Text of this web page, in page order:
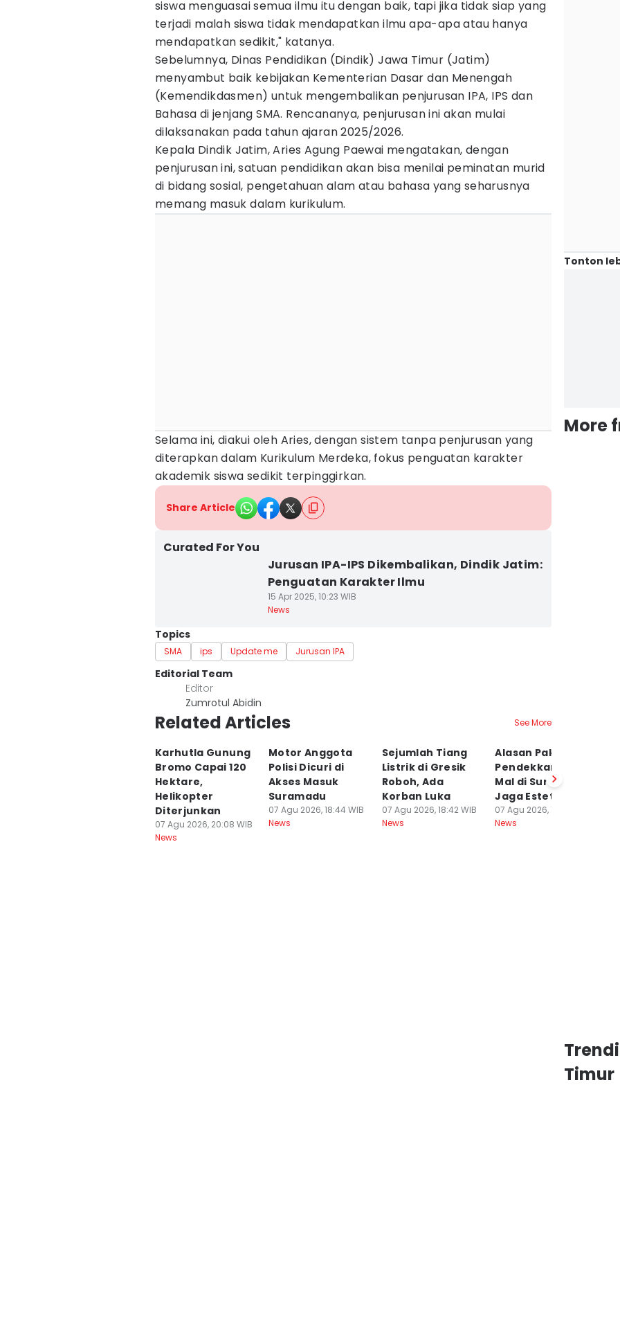
siswa menguasai semua ilmu itu dengan baik, tapi jika tidak siap yang
terjadi malah siswa tidak mendapatkan ilmu apa-apa atau hanya
mendapatkan sedikit," katanya.
Sebelumnya, Dinas Pendidikan (Dindik) Jawa Timur (Jatim)
menyambut baik kebijakan Kementerian Dasar dan Menengah
(Kemendikdasmen) untuk mengembalikan penjurusan IPA, IPS dan
Bahasa di jenjang SMA. Rencananya, penjurusan ini akan mulai
dilaksanakan pada tahun ajaran 2025/2026.
Kepala Dindik Jatim, Aries Agung Paewai mengatakan, dengan
penjurusan ini, satuan pendidikan akan bisa menilai peminatan murid
di bidang sosial, pengetahuan alam atau bahasa yang seharusnya
memang masuk dalam kurikulum.
Selama ini, diakui oleh Aries, dengan sistem tanpa penjurusan yang
diterapkan dalam Kurikulum Merdeka, fokus penguatan karakter
akademik siswa sedikit terpinggirkan.
Share Article
Curated For You
Jurusan IPA-IPS Dikembalikan, Dindik Jatim:
Penguatan Karakter Ilmu
15 Apr 2025, 10:23 WIB
News
Topics
SMA ips Update me Jurusan IPA
Editorial Team
Editor
Zumrotul Abidin
Related Articles See More
Karhutla Gunung
Bromo Capai 120
Hektare,
Helikopter
Diterjunkan
07 Agu 2026, 20:08 WIB
News
Motor Anggota
Polisi Dicuri di
Akses Masuk
Suramadu
07 Agu 2026, 18:44 WIB
News
Sejumlah Tiang
Listrik di Gresik
Roboh, Ada
Korban Luka
07 Agu 2026, 18:42 WIB
News
Alasan Pakuwon
Pendekkan Pagar
Mal di Surabaya,
Jaga Estetik Kota
07 Agu 2026, 17:50 WIB
News
Tonton
More
Timur